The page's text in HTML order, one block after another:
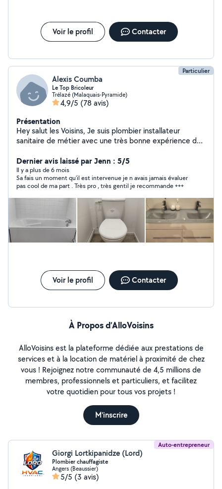
Voir le profil Contacter
Particulier
Alexis Coumba
Le Top Bricoleur
Trélazé (Malaquais-Pyramide)
4,9/5 (78 avis)
Présentation
Hey salut les Voisins, Je suis plombier installateur
sanitaire de métier avec une très bonne expérience de
Installation Sanitaire -Baignoire -Receveur de douche -
Vasque et double vasque -WC fixe au sol et suspendu (
douchette ) - Évier -Ballon d'eau chaude(installation
complète) et entretien -Robinetterie -Robinet extérieur
ou garage -Joint silicone -Débouchage - Soudure cuivre
et raccordement PER , multicouche -Toute création de
salle de bain Ettc... Chauffagiste Installation de
chaudière . Installation de radiateur et entretien. Je
reste aussi disponible pour des petits travaux multiples
Dernier avis laissé par Jenn : 5/5
Il y a plus de 6 mois
Sa fais un moment qu’il est intervenue je n avais jamais évaluer
pas cool de ma part . Très pro , très gentil je recommande +++
Voir le profil Contacter
À Propos d’AlloVoisins
AlloVoisins est la plateforme dédiée aux prestations de
services et à la location de matériel à proximité de chez
vous ! Rejoignez notre communauté de 4,5 millions de
membres, professionnels et particuliers, et facilitez
votre quotidien pour tous vos projets !
M'inscrire
Auto-entrepreneur
Giorgi Lortkipanidze (Lord)
Plombier chauffagiste
Angers (Beaussier)
5/5 (3 avis)